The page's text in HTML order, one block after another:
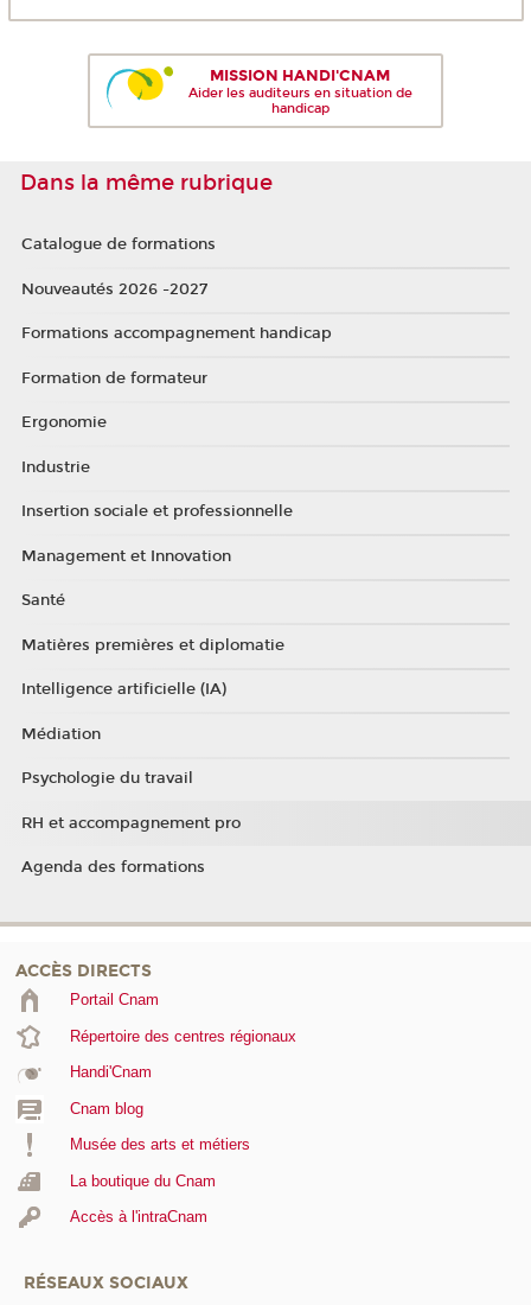
MISSION HANDI'CNAM
Aider les auditeurs en situation de
handicap
Dans la même rubrique
Catalogue de formations
Nouveautés 2026 -2027
Formations accompagnement handicap
Formation de formateur
Ergonomie
Industrie
Insertion sociale et professionnelle
Management et Innovation
Santé
Matières premières et diplomatie
Intelligence artificielle (IA)
Médiation
Psychologie du travail
RH et accompagnement pro
Agenda des formations
ACCÈS DIRECTS
Portail Cnam
Répertoire des centres régionaux
Handi'Cnam
Cnam blog
Musée des arts et métiers
La boutique du Cnam
Accès à l'intraCnam
RÉSEAUX SOCIAUX